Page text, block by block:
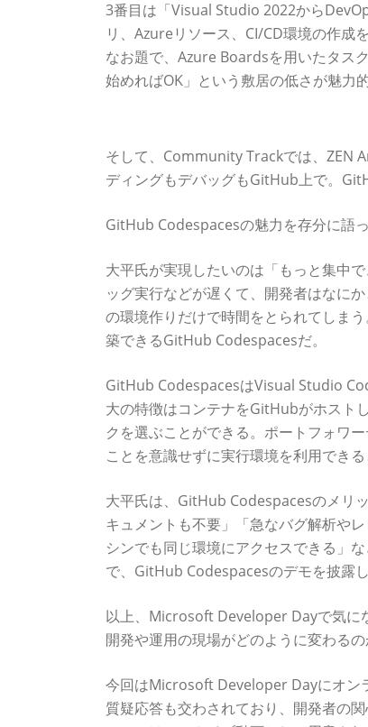
3番目は「Visual Studio 2022から
リ、Azureリソース、CI/CD環境の作成
なお題で、Azure Boardsを用いたタス
始めればOK」という敷居の低さが魅力的
そして、Community Trackでは、ZEN
ディングもデバッグもGitHub上で。
GitHub Codespacesの魅力を存分に語
大平氏が実現したいのは「もっと集中
ッグ実行などが遅くて、開発者はなに
の環境作りだけで時間をとられてしま
築できるGitHub Codespacesだ。
GitHub CodespacesはVisual Studio
大の特徴はコンテナをGitHubがホスト
クを選ぶことができる。ポートフォワ
ことを意識せずに実行環境を利用できる
大平氏は、GitHub Codespacesのメリ
キュメントも不要」「急なバグ解析や
シンでも同じ環境にアクセスできる」
で、GitHub Codespacesのデモを披露し
以上、Microsoft Developer Dayで気に
開発や運用の現場がどのように変わる
今回はMicrosoft Developer Dayにオン
質疑応答も交わされており、開発者の